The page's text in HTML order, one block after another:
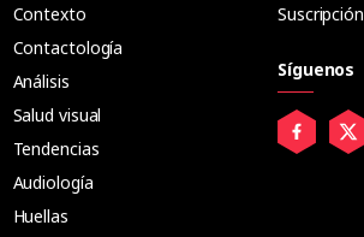
Contexto
Contactología
Análisis
Salud visual
Tendencias
Audiología
Huellas
Suscripción
Síguenos